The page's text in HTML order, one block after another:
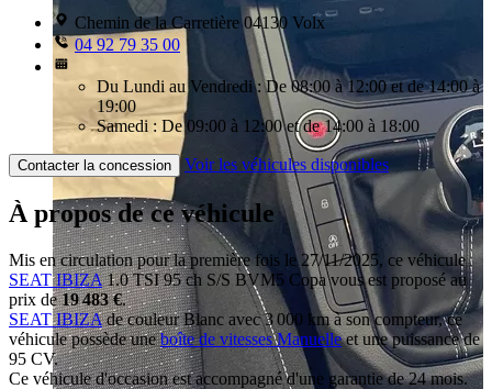
Chemin de la Carretière 04130 Volx
04 92 79 35 00
Du Lundi au Vendredi : De 08:00 à 12:00 et de 14:00 à
19:00
Samedi : De 09:00 à 12:00 et de 14:00 à 18:00
Contacter la concession Voir les véhicules disponibles
À propos de ce véhicule
Mis en circulation pour la première fois le 27/11/2025, ce véhicule
SEAT IBIZA1.0 TSI 95 ch S/S BVM5 Copa vous est proposé au
prix de19 483 €.
SEAT IBIZAde couleur Blanc avec 3 000 km à son compteur, ce
véhicule possède uneboîte de vitesses Manuelleet une puissance de
95 CV.
Ce véhicule d'occasion est accompagné d'une garantie de 24 mois.